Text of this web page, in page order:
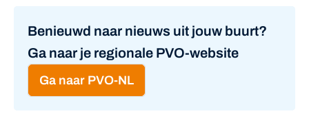
Benieuwd naar nieuws uit jouw buurt?
Ga naar je regionale PVO-website
Ga naar PVO-NL